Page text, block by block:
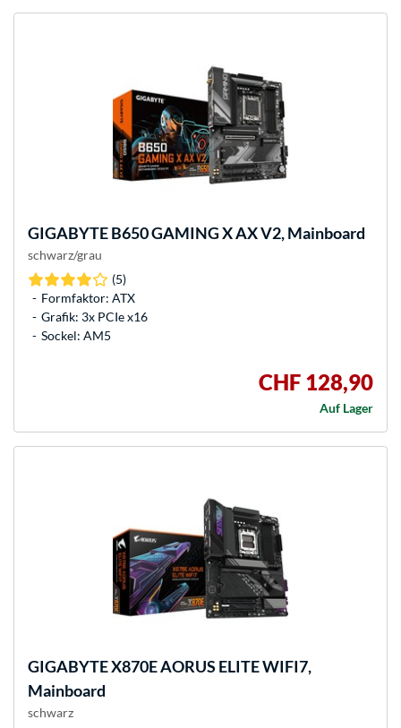
GIGABYTEB650 GAMING X AX V2, Mainboard
schwarz/grau
(5)
Formfaktor: ATX
Grafik: 3x PCIe x16
Sockel: AM5
CHF 128,90
Auf Lager
GIGABYTEX870E AORUS ELITE WIFI7,
Mainboard
schwarz